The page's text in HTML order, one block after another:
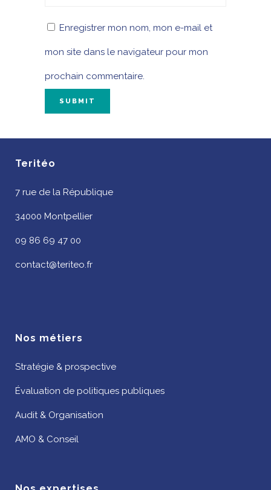
Enregistrer mon nom, mon e-mail et
mon site dans le navigateur pour mon
prochain commentaire.
Teritéo
7 rue de la République
34000 Montpellier
09 86 69 47 00
contact@teriteo.fr
Nos métiers
Stratégie & prospective
Évaluation de politiques publiques
Audit & Organisation
AMO & Conseil